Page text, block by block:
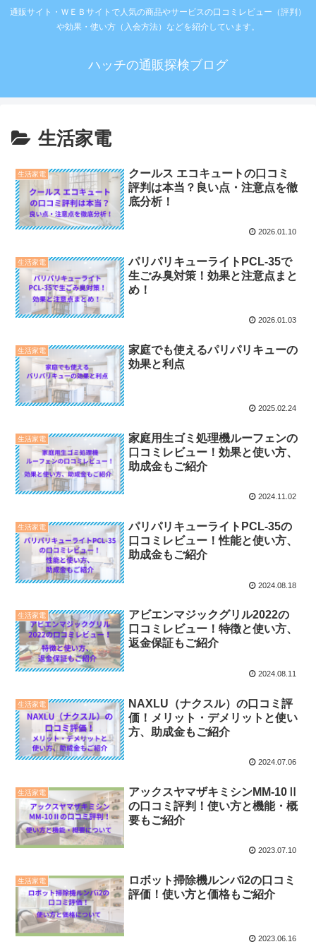
通販サイト・ＷＥＢサイトで人気の商品やサービスの口コミレビュー（評判）
や効果・使い方（入会方法）などを紹介しています。
ハッチの通販探検ブログ
生活家電
生活家電
クールス エコキュートの口コミ
評判は本当？良い点・注意点を徹
底分析！
2026.01.10
生活家電
パリパリキューライトPCL-35で
生ごみ臭対策！効果と注意点まと
め！
2026.01.03
生活家電
家庭でも使えるパリパリキューの
効果と利点
2025.02.24
生活家電
家庭用生ゴミ処理機ルーフェンの
口コミレビュー！効果と使い方、
助成金もご紹介
2024.11.02
生活家電
パリパリキューライトPCL-35の
口コミレビュー！性能と使い方、
助成金もご紹介
2024.08.18
生活家電
アビエンマジックグリル2022の
口コミレビュー！特徴と使い方、
返金保証もご紹介
2024.08.11
生活家電
NAXLU（ナクスル）の口コミ評
価！メリット・デメリットと使い
方、助成金もご紹介
2024.07.06
生活家電
アックスヤマザキミシンMM-10Ⅱ
の口コミ評判！使い方と機能・概
要もご紹介
2023.07.10
生活家電
ロボット掃除機ルンバi2の口コミ
評価！使い方と価格もご紹介
2023.06.16